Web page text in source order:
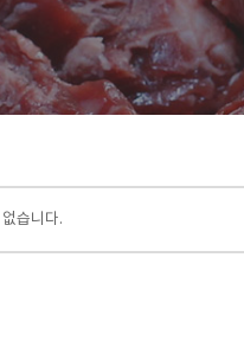
습니다.